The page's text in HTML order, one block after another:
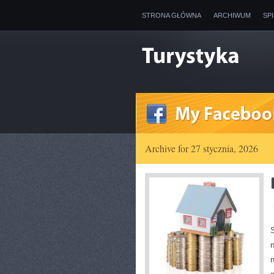
STRONA GŁÓWNA ARCHIWUM
Archive for 27 stycznia, 2026